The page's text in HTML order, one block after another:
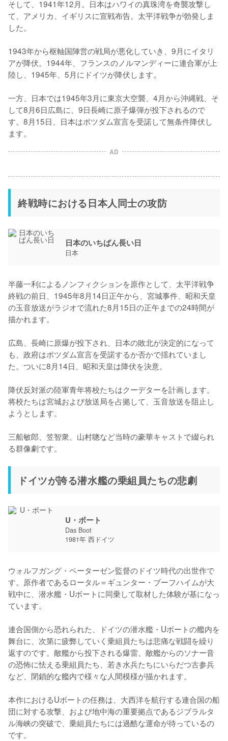
そして、1941年12月。日本はハワイの真珠湾を奇襲攻撃し
て、アメリカ、イギリスに宣戦布告。太平洋戦争が勃発しま
した。
1943年から枢軸国陣営の戦局が悪化していき、9月にイタリ
アが降伏。1944年、フランスのノルマンディーに連合軍が上
陸し、1945年、5月にドイツが降伏します。
一方、日本では1945年3月に東京大空襲、4月から沖縄戦、そ
して8月6日広島に、9日長崎に原子爆弾が投下されるので
す。8月15日、日本はポツダム宣言を受諾して無条件降伏し
ます。
AD
終戦時における日本人同士の攻防
日本のいちばん長い日
日本
半藤一利によるノンフィクションを原作として、太平洋戦争
終戦の前日、1945年8月14日正午から、宮城事件、昭和天皇
の玉音放送がラジオで流れた8月15日の正午までの24時間が
描かれます。
広島、長崎に原爆が投下され、日本の敗北が決定的になって
も、政府はポツダム宣言を受諾するか否かで揺れていまし
た。ついに8月14日、昭和天皇は降伏を決意。
降伏反対派の陸軍青年将校たちはクーデターを計画します。
将校たちは宮城および放送局を占拠して、玉音放送を阻止し
ようとします。
三船敏郎、笠智衆、山村聰など当時の豪華キャストで綴られ
る群像劇です。
ドイツが誇る潜水艦の乗組員たちの悲劇
U・ボート
Das Boot
1981年 西ドイツ
ウォルフガング・ペーターゼン監督のドイツ時代の出世作で
す。原作者であるロータル＝ギュンター・ブーフハイムが大
戦中に、潜水艦・Uボートに同乗して取材した体験が基になっ
ています。
連合国側から恐れられた、ドイツの潜水艦・Uボートの艦内を
舞台に、次第に疲弊していく乗組員たちは悲痛な戦闘を繰り
返すのです。敵艦から投下される爆雷、敵艦からのソナー音
の恐怖に怯える乗組員たち、若き水兵たちにいらだつ古参兵
など、閉鎖的な艦内で様々な人間模様が描かれます。
本作におけるUボートの任務は、大西洋を航行する連合国の船
団に対する攻撃、および地中海の重要拠点であるジブラルタ
ル海峡の突破で、乗組員たちには過酷な運命が待っているの
です。